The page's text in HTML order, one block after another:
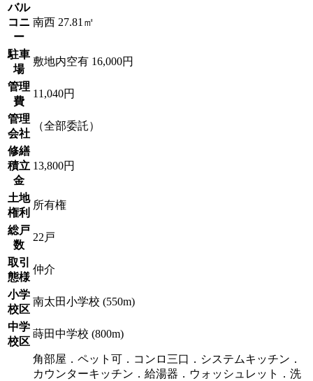
バル
コニ
ー
南西 27.81㎡
駐車
場
敷地内空有 16,000円
管理
費
11,040円
管理
会社
（全部委託）
修繕
積立
金
13,800円
土地
権利
所有権
総戸
数
22戸
取引
態様
仲介
小学
校区
南太田小学校 (550m)
中学
校区
蒔田中学校 (800m)
角部屋．ペット可．コンロ三口．システムキッチン．
カウンターキッチン．給湯器．ウォッシュレット．洗